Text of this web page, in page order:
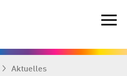
Aktuelles